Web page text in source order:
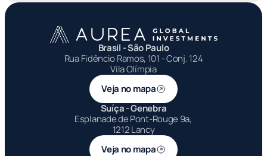
Brasil - São Paulo
Rua Fidêncio Ramos, 101 - Conj. 124
Vila Olímpia
Veja no mapa
Suíça - Genebra
1212 Lancy
Veja no mapa